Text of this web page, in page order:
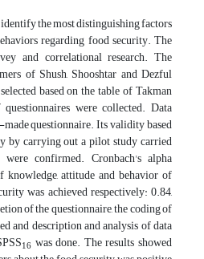
the most distinguishing factors
regarding food security. The
and correlational research. The
of Shush, Shooshtar and Dezful
based on the table of Takman
were collected. Data
questionnaire. Its validity based
by carrying out a pilot study carried
confirmed. Cronbach's alpha
attitude and behavior of
was achieved respectively: 0.84,
of the questionnaire, the coding of
and description and analysis of data
16was done. The results showed